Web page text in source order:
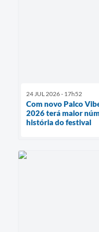
24 JUL 2026 - 17h52
Com novo Palco
2026 terá maior
história do festival